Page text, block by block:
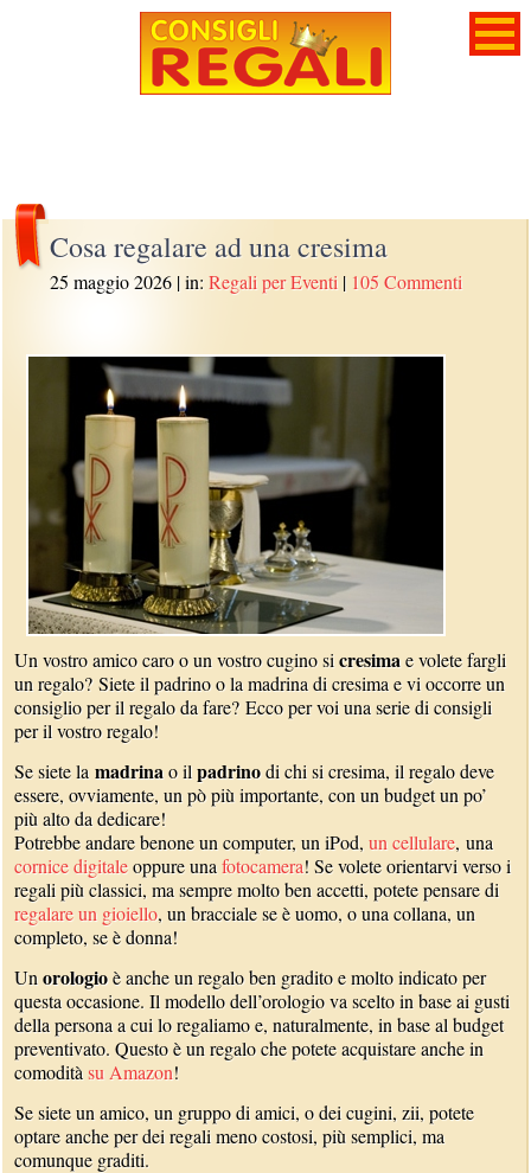
Cosa regalare ad una cresima
25 maggio 2026 | in:Regali per Eventi | 105 Commenti
Un vostro amico caro o un vostro cugino sicresimae volete fargli
un regalo? Siete il padrino o la madrina di cresima e vi occorre un
consiglio per il regalo da fare? Ecco per voi una serie di consigli
per il vostro regalo!
Se siete lamadrinao ilpadrinodi chi si cresima, il regalo deve
essere, ovviamente, un pò più importante, con un budget un po’
più alto da dedicare!
Potrebbe andare benone un computer, un iPod,un cellulare, una
cornice digitaleoppure unafotocamera! Se volete orientarvi verso i
regali più classici, ma sempre molto ben accetti, potete pensare di
regalare un gioiello, un bracciale se è uomo, o una collana, un
completo, se è donna!
Unorologioè anche un regalo ben gradito e molto indicato per
questa occasione. Il modello dell’orologio va scelto in base ai gusti
della persona a cui lo regaliamo e, naturalmente, in base al budget
preventivato. Questo è un regalo che potete acquistare anche in
comoditàsu Amazon!
Se siete un amico, un gruppo di amici, o dei cugini, zii, potete
optare anche per dei regali meno costosi, più semplici, ma
comunque graditi.